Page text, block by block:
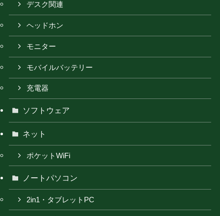
デスク関連
ヘッドホン
モニター
モバイルバッテリー
充電器
ソフトウェア
ネット
ポケットWiFi
ノートパソコン
2in1・タブレットPC